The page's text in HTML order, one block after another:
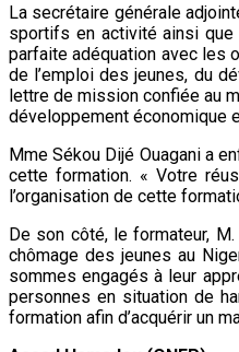
La secrétaire générale
sportifs en activité ainsi
parfaite adéquation avec les
de l’emploi des jeunes, du
lettre de mission confiée au
développement économique
Mme Sékou Dijé Ouagani a
cette formation. « Votre
l’organisation de cette
De son côté, le formateur,
chômage des jeunes au
sommes engagés à leur
personnes en situation de
formation afin d’acquérir un